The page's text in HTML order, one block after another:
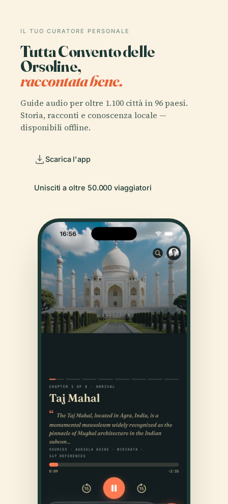
IL TUO CURATORE PERSONALE
Tutta Convento delle
Orsoline,
raccontata bene.
Guide audio per oltre 1.100 città in 96 paesi.
Storia, racconti e conoscenza locale —
disponibili offline.
Scarica l'app
Unisciti a oltre 50.000 viaggiatori